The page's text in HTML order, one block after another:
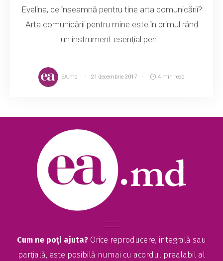
Evelina, ce înseamnă pentru tine arta comunicării?
Arta comunicării pentru mine este în primul rând
un instrument esențial pen...
EA.md 21 decembrie 2017 4 min read
Cum ne poți ajuta? Orice reproducere, integrală sau
parțială, este posibilă numai cu acordul prealabil al